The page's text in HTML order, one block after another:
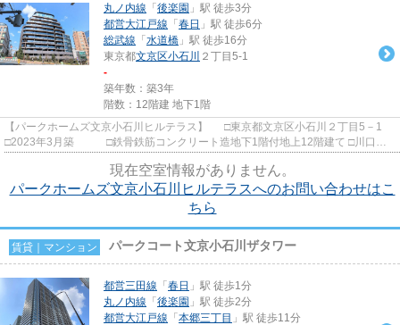
丸ノ内線 「 後楽園 」駅 徒歩3分
都営大江戸線 「 春日 」駅 徒歩6分
総武線 「 水道橋 」駅 徒歩16分
東京都文京区小石川 ２丁目5-1
-
築年数：築3年
階数：12階建 地下1階
【パークホームズ文京小石川ヒルテラス】 □東京都文京区小石川２丁目5－1
□2023年3月築 □鉄骨鉄筋コンクリート造地下1階付地上12階建て □川口土
現在空室情報がありません。
パークホームズ文京小石川ヒルテラスへのお問い合わせはこ
ちら
賃貸｜マンション パークコート文京小石川ザタワー
都営三田線 「 春日 」駅 徒歩1分
丸ノ内線 「 後楽園 」駅 徒歩2分
都営大江戸線 「 本郷三丁目 」駅 徒歩11分